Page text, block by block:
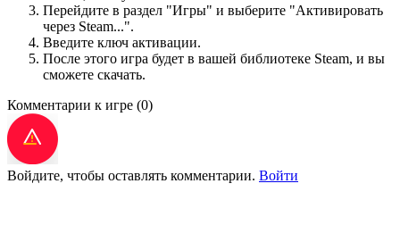
Перейдите в раздел "Игры" и выберите "Активировать
через Steam...".
Введите ключ активации.
После этого игра будет в вашей библиотеке Steam, и вы
сможете скачать.
Комментарии к игре (0)
Войдите, чтобы оставлять комментарии. Войти